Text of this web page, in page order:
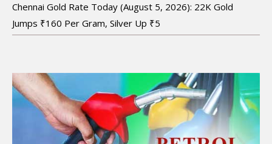
Chennai Gold Rate Today (August 5, 2026): 22K Gold
Jumps ₹160 Per Gram, Silver Up ₹5